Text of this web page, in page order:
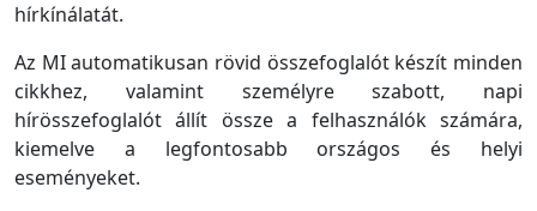
hírkínálatát.
Az MI automatikusan rövid összefoglalót készít minden
cikkhez, valamint személyre szabott, napi
hírösszefoglalót állít össze a felhasználók számára,
kiemelve a legfontosabb országos és helyi
eseményeket.